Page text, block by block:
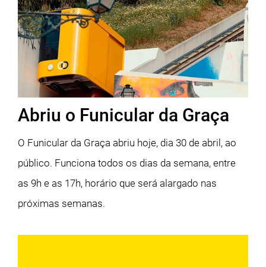
Abriu o Funicular da Graça
O Funicular da Graça abriu hoje, dia 30 de abril, ao
público. Funciona todos os dias da semana, entre
as 9h e as 17h, horário que será alargado nas
próximas semanas.